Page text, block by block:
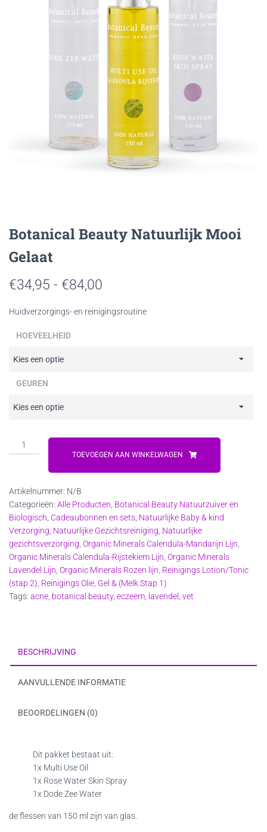
Botanical Beauty Natuurlijk Mooi
Gelaat
€34,95 - €84,00
€34,95
Huidverzorgings- en reinigingsroutine
HOEVEELHEID
GEUREN
Botanical
Beauty
Gelaat
aantal
TOEVOEGEN AAN WINKELWAGEN
Artikelnummer: N/B
Categorieën: Alle Producten Botanical Beauty Natuurzuiver en
Biologisch Cadeaubonnen en sets Natuurlijke Baby & kind
Verzorging Natuurlijke Gezichtsreiniging Natuurlijke
gezichtsverzorging Organic Minerals Calendula-Mandarijn Lijn
Organic Minerals Calendula-Rijstekiem Lijn Organic Minerals
Lavendel Lijn Organic Minerals Rozen lijn Reinigings Lotion/Tonic
(stap 2) Reinigings Olie, Gel & (Melk Stap 1)
Tags: acne botanical beauty, eczeem lavendel vet
BESCHRIJVING
AANVULLENDE INFORMATIE
BEOORDELINGEN (0)
Dit pakket bestaat uit:
1x Multi Use Oil
1x Rose Water Skin Spray
1x Dode Zee Water
de flessen van 150 ml zijn van glas.